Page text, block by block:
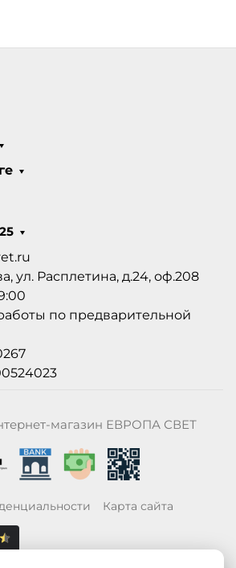
ул. Расплетина, д.24, оф.208
по предварительной
магазин ЕВРОПА СВЕТ
Карта сайта